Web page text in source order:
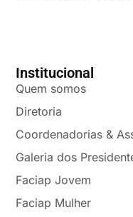
Institucional
Quem somos
Diretoria
Coordenadorias &
Galeria dos
Faciap Jovem
Faciap Mulher